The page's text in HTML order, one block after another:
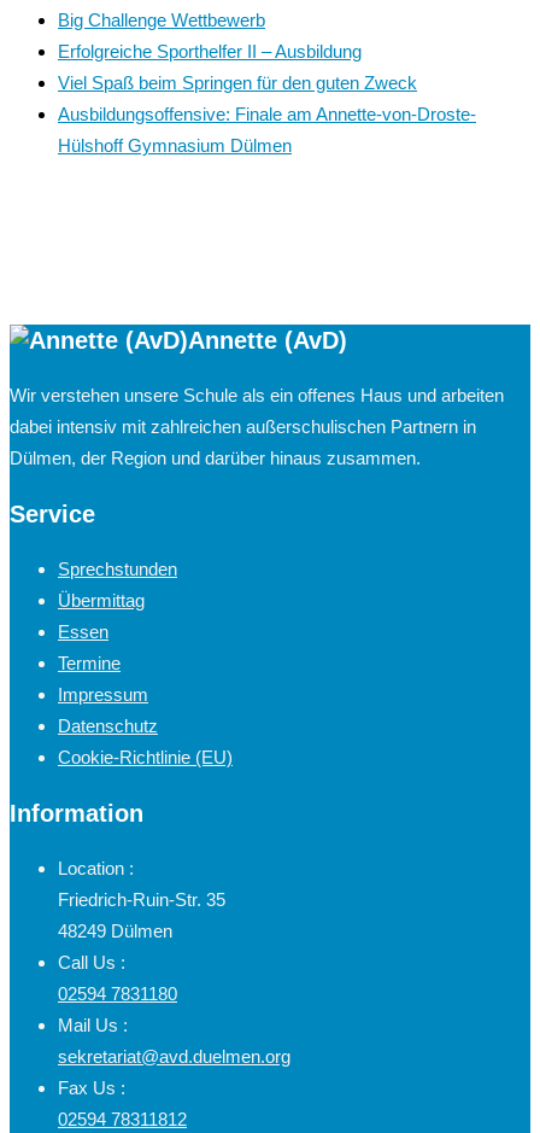
Big Challenge Wettbewerb
Erfolgreiche Sporthelfer II – Ausbildung
Viel Spaß beim Springen für den guten Zweck
Ausbildungsoffensive: Finale am Annette-von-Droste-
Hülshoff Gymnasium Dülmen
Annette (AvD)
Wir verstehen unsere Schule als ein offenes Haus und arbeiten
dabei intensiv mit zahlreichen außerschulischen Partnern in
Dülmen, der Region und darüber hinaus zusammen.
Service
Sprechstunden
Übermittag
Essen
Termine
Impressum
Datenschutz
Cookie-Richtlinie (EU)
Information
Location :
Friedrich-Ruin-Str. 35
48249 Dülmen
Call Us :
02594 7831180
Mail Us :
sekretariat@avd.duelmen.org
Fax Us :
02594 78311812